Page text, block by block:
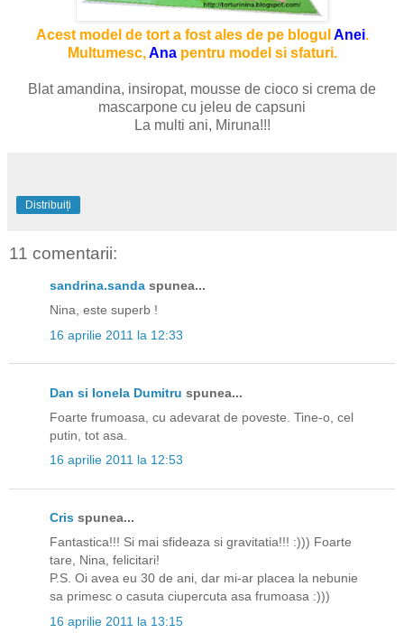
Acest model de tort a fost ales de pe blogul Anei.
Multumesc,Anapentru model si sfaturi.
Blat amandina, insiropat, mousse de cioco si crema de
mascarpone cu jeleu de capsuni
La multi ani, Miruna!!!
Distribuiți
11 comentarii:
sandrina.sanda spunea...
Nina, este superb !
16 aprilie 2011 la 12:33
Dan si Ionela Dumitru spunea...
Foarte frumoasa, cu adevarat de poveste. Tine-o, cel
putin, tot asa.
16 aprilie 2011 la 12:53
Cris spunea...
Fantastica!!! Si mai sfideaza si gravitatia!!! :))) Foarte
tare, Nina, felicitari!
P.S. Oi avea eu 30 de ani, dar mi-ar placea la nebunie
sa primesc o casuta ciupercuta asa frumoasa :)))
16 aprilie 2011 la 13:15